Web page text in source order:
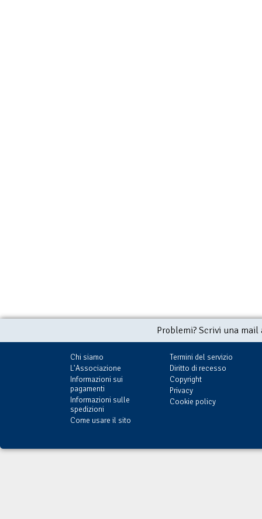
Problemi? Scrivi una
Chi siamo
L'Associazione
Informazioni sui
pagamenti
Informazioni sulle
spedizioni
Come usare il sito
Termini del servizio
Diritto di recesso
Copyright
Privacy
Cookie policy